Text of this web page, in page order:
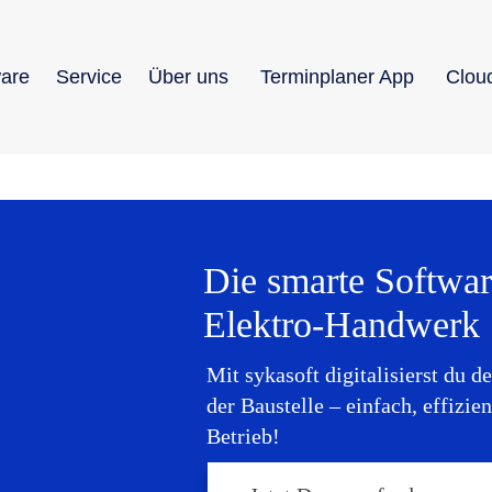
Service Über uns Terminplaner App
Mit sykasoft digitalisierst du
der Baustelle – einfach,
Betrieb!
Die smarte
Elektro-Handwerk